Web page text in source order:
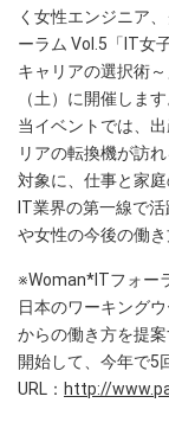
く女性エンジニア
ーラム Vol.5「IT女
キャリアの選択術
（土）に開催します
当イベントでは、
リアの転換機が訪
対象に、仕事と家
IT業界の第一線で
や女性の今後の働
※Woman*ITフォー
日本のワーキング
からの働き方を提
開始して、今年で5
URL： http://